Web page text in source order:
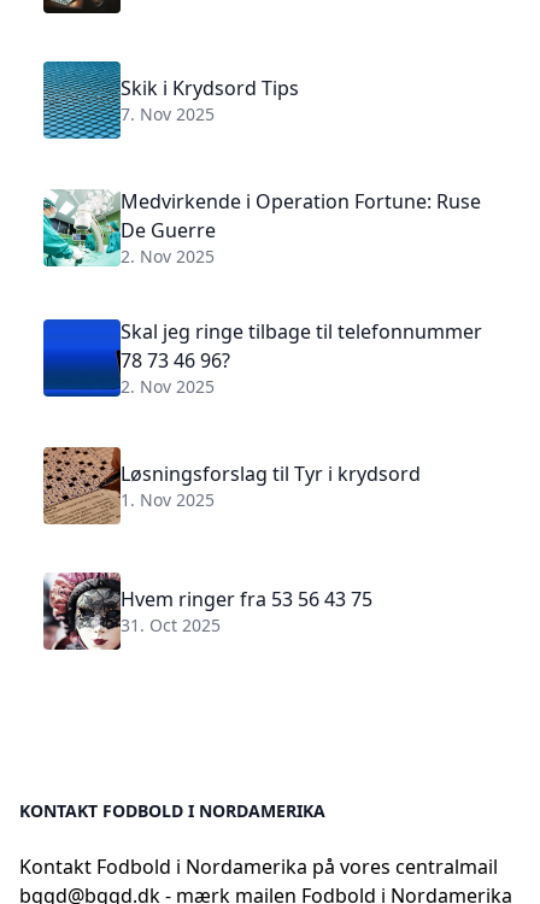
Skik i Krydsord Tips
7. Nov 2025
Medvirkende i Operation Fortune: Ruse
De Guerre
2. Nov 2025
Skal jeg ringe tilbage til telefonnummer
78 73 46 96?
2. Nov 2025
Løsningsforslag til Tyr i krydsord
1. Nov 2025
Hvem ringer fra 53 56 43 75
31. Oct 2025
KONTAKT FODBOLD I NORDAMERIKA
Kontakt Fodbold i Nordamerika på vores centralmail
bggd@bggd.dk- mærk mailen Fodbold i Nordamerika